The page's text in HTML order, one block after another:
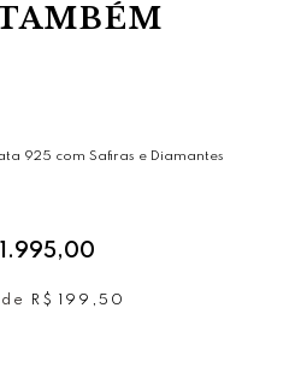
impecável, brilho duradouro e
Pulseira - Engate
925 com Safiras e Diamantes
1.995,00
de R$ 199,50